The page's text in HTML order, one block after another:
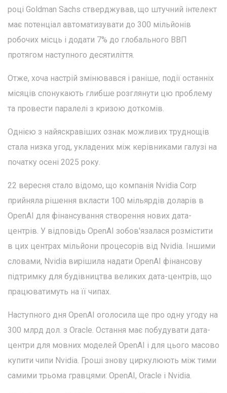
році Goldman Sachs стверджував, що штучний інтелект
має потенціал автоматизувати до 300 мільйонів
робочих місць і додати 7% до глобального ВВП
протягом наступного десятиліття.
Отже, хоча настрій змінювався і раніше, події останніх
місяців спонукають глибше розглянути цю проблему
та провести паралелі з кризою доткомів.
Однією з найяскравіших ознак можливих труднощів
стала низка угод, укладених між керівниками галузі на
початку осені 2025 року.
22 вересня стало відомо, що компанія Nvidia Corp
прийняла рішення вкласти 100 мільярдів доларів в
OpenAI для фінансування створення нових дата-
центрів. У відповідь OpenAI зобов'язалася розмістити
в цих центрах мільйони процесорів від Nvidia. Іншими
словами, Nvidia вирішила надати OpenAI фінансову
підтримку для будівництва великих дата-центрів, що
працюватимуть на її чипах.
Наступного дня OpenAI оголосила ще про одну угоду на
300 млрд дол. з Oracle. Остання має побудувати дата-
центри для мовних моделей OpenAI і для цього масово
купити чипи Nvidia. Гроші знову циркулюють між тими
самими трьома гравцями: OpenAI, Oracle і Nvidia.